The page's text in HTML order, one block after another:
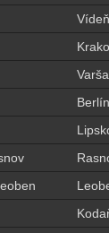
Vídeň
Berlín